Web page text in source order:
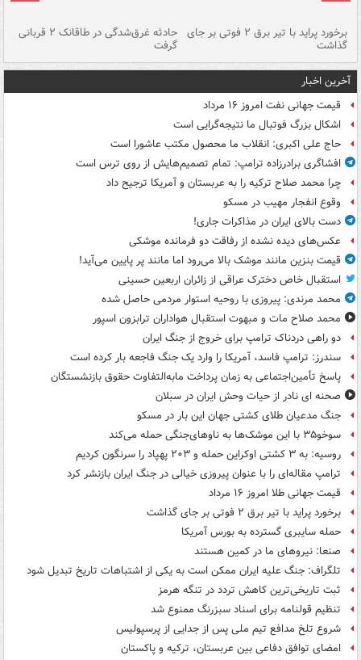
برخورد پراید با تیر برق ۲ فوتی بر جای
گذاشت
حادثه غرق‌شدگی در طاقانک ۲ قربانی
گرفت
آخرین اخبار
قیمت جهانی نفت امروز ۱۶ مرداد
اشکال بزرگ فوتبال ما نتیجه‌گرایی است
حاج علی اکبری: انقلاب ما محصول مکتب عاشورا است
افشاگری برادرزاده ترامپ: تمام تصمیم‌هایش از روی ترس است
چرا محمد صلاح ترکیه را به عربستان و آمریکا ترجیح داد
وقوع انفجار مهیب در مسکو
دست بالای ایران در مذاکرات جاری!
عکس‌های دیده نشده از رفاقت دو فرمانده‌ موشکی
قیمت بنزین مانند موشک بالا می‌رود اما مانند پر پایین می‌آید!
استقبال خاص دخترک عراقی از زائران اربعین حسینی
محمد مرندی: پیروزی با روحیه استوار مردمی حاصل شده
محمد صلاح مات و مبهوت استقبال هواداران ترابزون اسپور
دو راهی دردناک ترامپ برای خروج از جنگ ایران
سندرز: ترامپ فاسد، آمریکا را وارد یک جنگ فاجعه بار کرده است
پاسخ تأمین‌اجتماعی به زمان پرداخت مابه‌التفاوت حقوق بازنشستگان
صحنه ای نادر از حیات وحش ایران در سبلان
جنگ مدعیان طلای کشتی جهان این بار در مسکو
سوخو۳۵ با این موشک‌ها به ناوهای‌جنگی حمله می‌کند
روسیه: به ۳ کشتی اوکراین حمله و ۲۰۳ پهپاد را سرنگون کردیم
ترامپ مقاله‌ای را با عنوان پیروزی خیالی در جنگ ایران بازنشر کرد
قیمت جهانی طلا امروز ۱۶ مرداد
برخورد پراید با تیر برق ۲ فوتی بر جای گذاشت
حمله سایبری گسترده به بورس آمریکا
صنعا: نیروهای ما در کمین‌ هستند
تلگراف: جنگ علیه ایران ممکن است به یکی از اشتباهات تاریخ تبدیل شود
ثبت تاریخی‌ترین کاهش تردد در تنگه هرمز
تنظیم قولنامه برای اسناد سبزرنگ ممنوع شد
شروع تلخ مدافع تیم ملی پس از جدایی از پرسپولیس
امضای توافق دفاعی بین عربستان، ترکیه و پاکستان